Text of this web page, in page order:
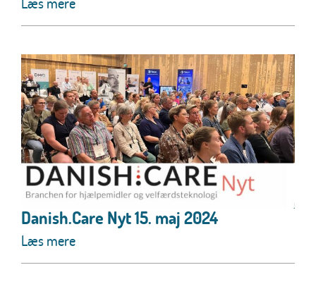
Danish.Care Nyt 15. maj 2024
Læs mere